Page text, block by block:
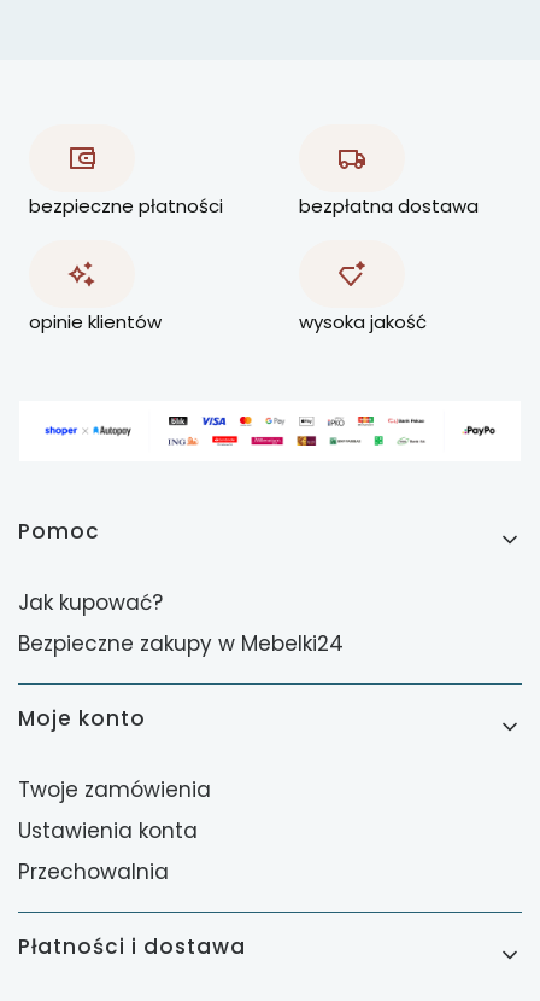
bezpieczne płatności bezpłatna dostawa
opinie klientów wysoka jakość
Linki w stopce
Pomoc
Jak kupować?
Bezpieczne zakupy w Mebelki24
Moje konto
Twoje zamówienia
Ustawienia konta
Przechowalnia
Płatności i dostawa